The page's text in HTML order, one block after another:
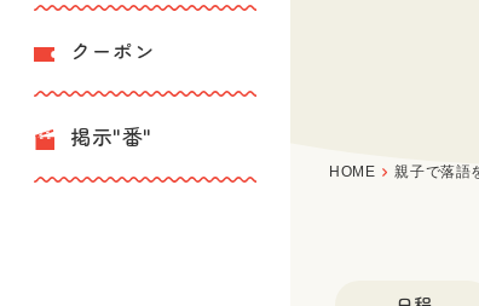
クーポン
掲示"番"
HOME 親子で落語